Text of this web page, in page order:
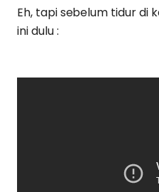
Eh, tapi sebelum tidur di
ini dulu :